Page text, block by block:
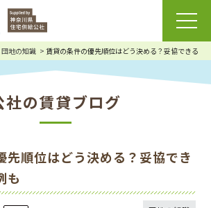
団地の知識 賃貸の条件の優先順位はどう決める？妥協できる条
社の賃貸ブログ
先順位はどう決める？妥協でき
も